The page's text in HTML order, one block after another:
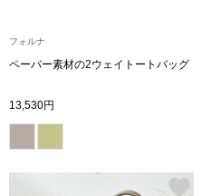
Miss Kyouko／ミスキョウコ
フォルナ
ペーパー素材の2ウェイトートバッグ
13,530円